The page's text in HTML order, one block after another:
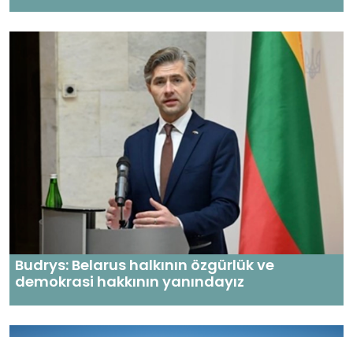
Budrys: Belarus halkının özgürlük ve
demokrasi hakkının yanındayız